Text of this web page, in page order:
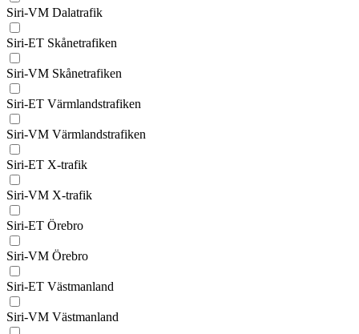
Siri-VM Dalatrafik
Siri-ET Skånetrafiken
Siri-VM Skånetrafiken
Siri-ET Värmlandstrafiken
Siri-VM Värmlandstrafiken
Siri-ET X-trafik
Siri-VM X-trafik
Siri-ET Örebro
Siri-VM Örebro
Siri-ET Västmanland
Siri-VM Västmanland